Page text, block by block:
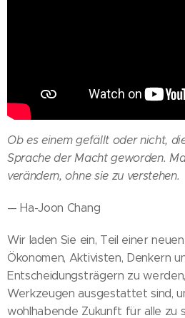
Ob es einem gefällt oder nicht,
Sprache der Macht geworden.
verändern, ohne sie zu verstehen.
— Ha-Joon Chang
Wir laden Sie ein, Teil einer
Ökonomen, Aktivisten, Denkern
Entscheidungsträgern zu
Werkzeugen ausgestattet sind,
wohlhabende Zukunft für alle zu